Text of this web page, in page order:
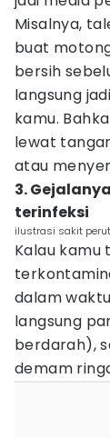
Misalnya,
buat
bersih
langsung
kamu.
lewat
atau
3.
terinfeksi
ilustrasi sakit perut
Kalau kamu
dalam
langsung
berdarah),
demam